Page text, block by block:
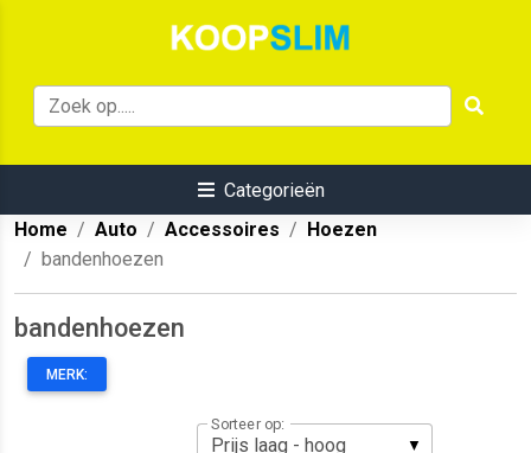
Categorieën
Home
Auto Accessoires
Hoezen
bandenhoezen
bandenhoezen
MERK:
Sorteer op: